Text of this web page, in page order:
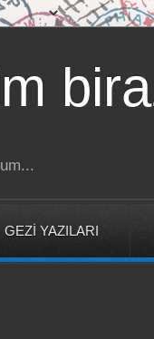
GEZİ YAZILARI